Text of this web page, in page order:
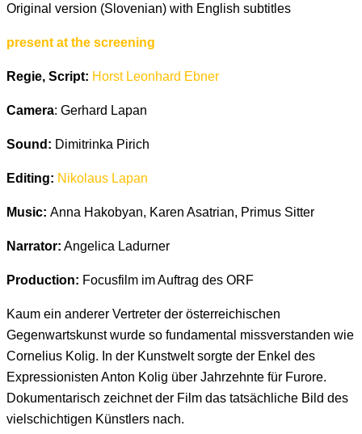
Original version (Slovenian) with English subtitles
present at the screening
Regie, Script: Horst Leonhard Ebner
Camera: Gerhard Lapan
Sound: Dimitrinka Pirich
Editing: Nikolaus Lapan
Music: Anna Hakobyan, Karen Asatrian, Primus Sitter
Narrator: Angelica Ladurner
Production: Focusfilm im Auftrag des ORF
Kaum ein anderer Vertreter der österreichischen
Gegenwartskunst wurde so fundamental missverstanden wie
Cornelius Kolig. In der Kunstwelt sorgte der Enkel des
Expressionisten Anton Kolig über Jahrzehnte für Furore.
Dokumentarisch zeichnet der Film das tatsächliche Bild des
vielschichtigen Künstlers nach.